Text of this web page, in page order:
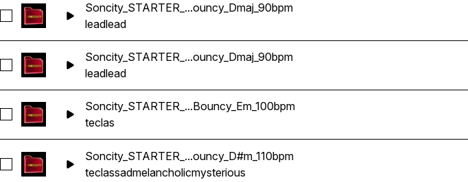
Seleccionar Soncity_STARTER_Fichu_SYNTH_LEAD_Reggaeton_Bouncy_Dmaj_90bpm
Soncity_STARTER_...ouncy_Dmaj_90bpm
leadlead
Seleccionar Soncity_STARTER_Fichu_SYNTH_LEAD_2_Reggaeton_Bouncy_Dmaj_90bpm
Soncity_STARTER_...ouncy_Dmaj_90bpm
leadlead
Seleccionar Soncity_STARTER_Arenbi_KEY_Reggaeton_Bouncy_Em_100bpm
Soncity_STARTER_...Bouncy_Em_100bpm
teclas
Seleccionar Soncity_STARTER_Lonely_KEY_Reggaeton_Bouncy_D#m_110bpm
Soncity_STARTER_...ouncy_D#m_110bpm
teclassadmelancholicmysterious